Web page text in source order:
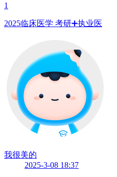
1
2025临床医学️ 考研➕执业医
我很美的
2025-3-08 18:37